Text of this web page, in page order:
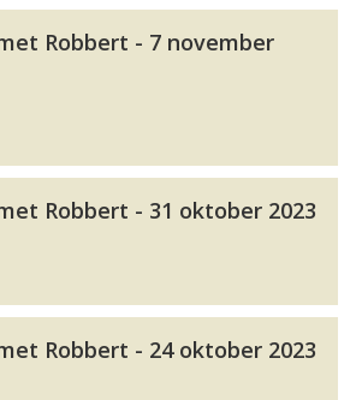
Robbert - 7 november
Robbert - 31 oktober 2023
Robbert - 24 oktober 2023